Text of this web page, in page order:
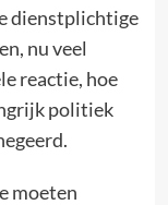
dienstplichtige
nu veel
reactie, hoe
politiek
moeten